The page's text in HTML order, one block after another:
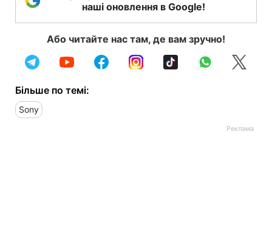
наші оновлення в Google!
Або читайте нас там, де вам зручно!
Більше по темі:
Sony